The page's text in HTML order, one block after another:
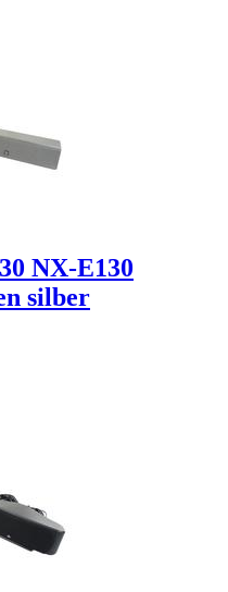
NX-E130
silber